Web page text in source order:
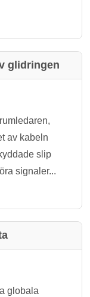
glidringen
av kabeln
slip
signaler...
globala